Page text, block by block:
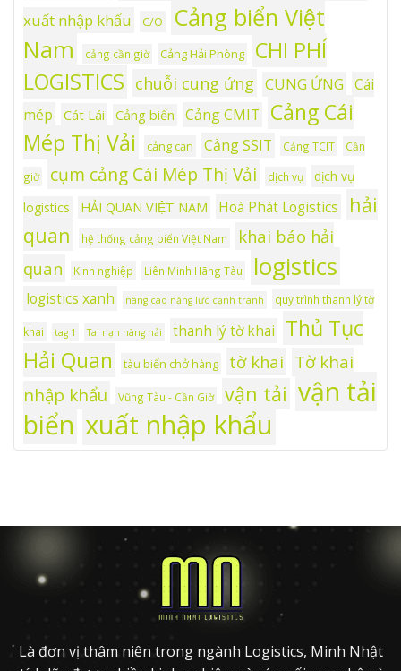
xuất nhập khẩu
C/O
Cảng biển Việt
Nam
cảng cần giờ Cảng Hải Phòng
CHI PHÍ
LOGISTICS chuỗi cung ứng CUNG ỨNG Cái
mép
Cát Lái Cảng biển Cảng CMIT
Cảng Cái
Mép Thị Vải
cảng cạn Cảng SSIT Cảng TCIT Cần
giờ cụm cảng Cái Mép Thị Vải dịch vụ
dịch vụ
logistics
HẢI QUAN VIỆT NAM Hoà Phát Logistics
hải
quan
hệ thống cảng biển Việt Nam
khai báo hải
quan
Kinh nghiệp Liên Minh Hãng Tàu logistics
logistics xanh nâng cao năng lực cạnh tranh quy trình thanh lý tờ
khai tag 1 Tai nạn hàng hải thanh lý tờ khai
Thủ Tục
Hải Quan
tàu biển chở hàng tờ khai Tờ khai
nhập khẩu
Vũng Tàu - Cần Giờ vận tải vận tải
biển xuất nhập khẩu
Là đơn vị thâm niên trong ngành Logistics, Minh Nhật